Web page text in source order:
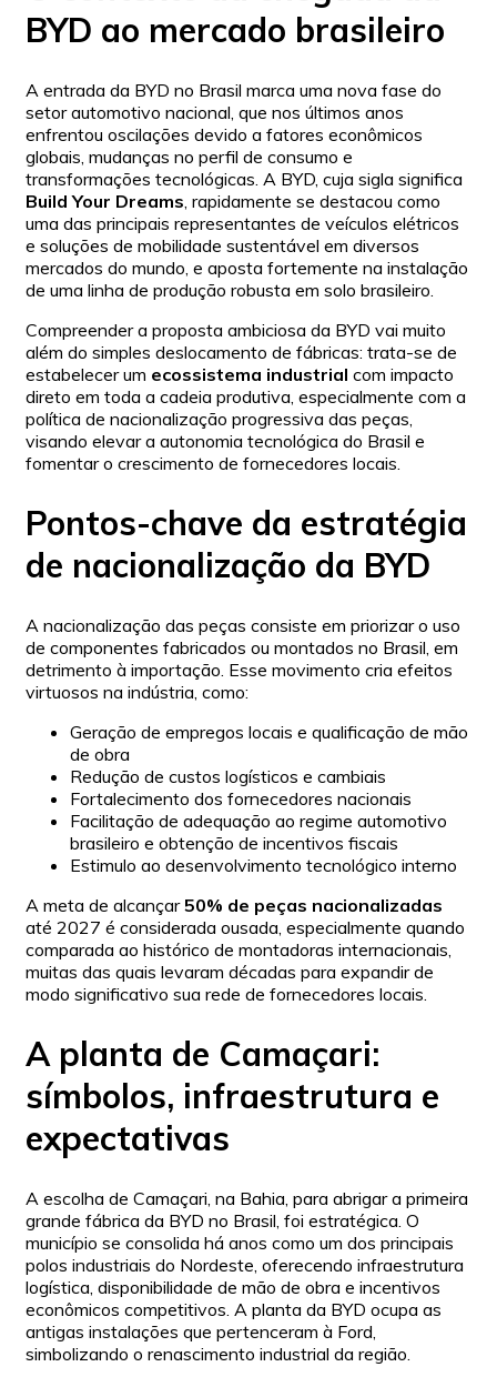
BYD ao mercado brasileiro
A entrada da BYD no Brasil marca uma nova fase do
setor automotivo nacional, que nos últimos anos
enfrentou oscilações devido a fatores econômicos
globais, mudanças no perfil de consumo e
transformações tecnológicas. A BYD, cuja sigla significa
Build Your Dreams , rapidamente se destacou como
uma das principais representantes de veículos elétricos
e soluções de mobilidade sustentável em diversos
mercados do mundo, e aposta fortemente na instalação
de uma linha de produção robusta em solo brasileiro.
Compreender a proposta ambiciosa da BYD vai muito
além do simples deslocamento de fábricas: trata-se de
estabelecer um ecossistema industrial com impacto
direto em toda a cadeia produtiva, especialmente com a
política de nacionalização progressiva das peças,
visando elevar a autonomia tecnológica do Brasil e
fomentar o crescimento de fornecedores locais.
Pontos-chave da estratégia
de nacionalização da BYD
A nacionalização das peças consiste em priorizar o uso
de componentes fabricados ou montados no Brasil, em
detrimento à importação. Esse movimento cria efeitos
virtuosos na indústria, como:
Geração de empregos locais e qualificação de mão
de obra
Redução de custos logísticos e cambiais
Fortalecimento dos fornecedores nacionais
Facilitação de adequação ao regime automotivo
brasileiro e obtenção de incentivos fiscais
Estimulo ao desenvolvimento tecnológico interno
A meta de alcançar50% de peças nacionalizadas
até 2027 é considerada ousada, especialmente quando
comparada ao histórico de montadoras internacionais,
muitas das quais levaram décadas para expandir de
modo significativo sua rede de fornecedores locais.
A planta de Camaçari:
símbolos, infraestrutura e
expectativas
A escolha de Camaçari, na Bahia, para abrigar a primeira
grande fábrica da BYD no Brasil, foi estratégica. O
município se consolida há anos como um dos principais
polos industriais do Nordeste, oferecendo infraestrutura
logística, disponibilidade de mão de obra e incentivos
econômicos competitivos. A planta da BYD ocupa as
antigas instalações que pertenceram à Ford,
simbolizando o renascimento industrial da região.